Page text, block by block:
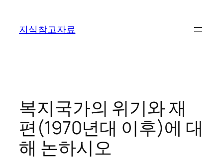
지식참고자료
복지국가의 위기와 재
편(1970년대 이후)에 대
해 논하시오